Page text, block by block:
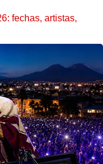
fechas, artistas,